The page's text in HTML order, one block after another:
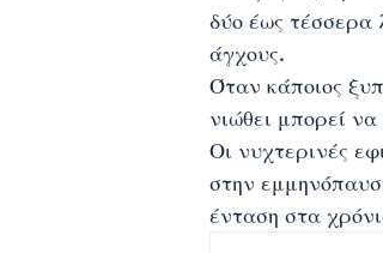
δύο έως τέσσερα
άγχους.
Όταν κάποιος
νιώθει μπορεί
Οι νυχτερινές
στην
ένταση στα